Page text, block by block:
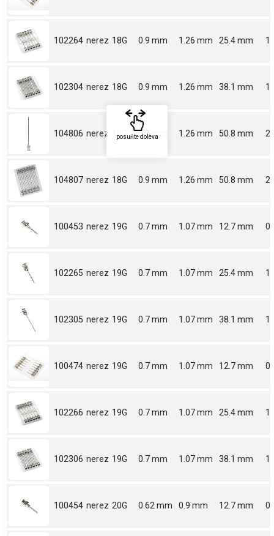
102264 nerez 18G 0.9 mm 1.26 mm 25.4 mm 1
102304 nerez 18G 0.9 mm 1.26 mm 38.1 mm
104806 nerez 18G 0.9 mm 1.26 mm 50.8 mm 2
104807 nerez 18G 0.9 mm 1.26 mm 50.8 mm 2
100453 nerez 19G 0.7 mm 1.07 mm 12.7 mm
102265 nerez 19G 0.7 mm 1.07 mm 25.4 mm 1
102305 nerez 19G 0.7 mm 1.07 mm 38.1 mm
100474 nerez 19G 0.7 mm 1.07 mm 12.7 mm
102266 nerez 19G 0.7 mm 1.07 mm 25.4 mm 1
102306 nerez 19G 0.7 mm 1.07 mm 38.1 mm
100454 nerez 20G 0.62 mm 0.9 mm 12.7 mm
posuňte doleva